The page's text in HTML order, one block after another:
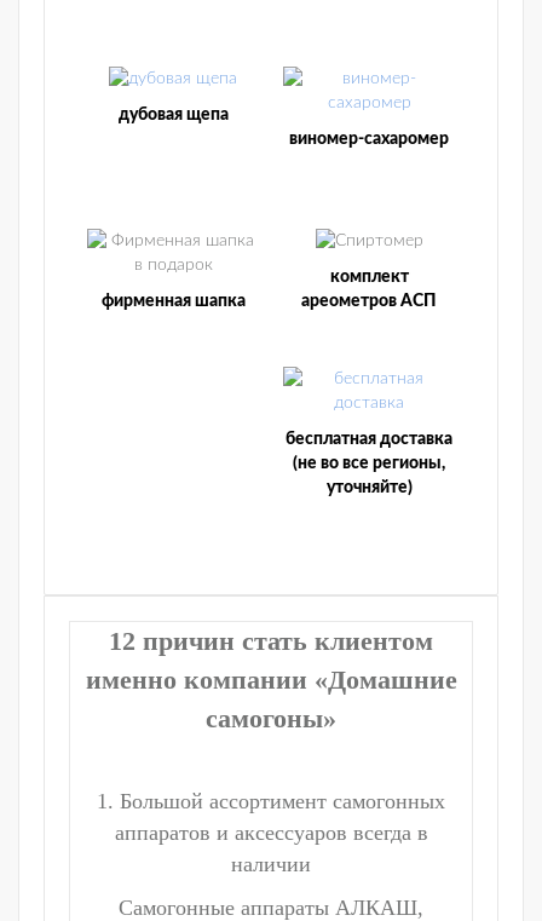
дубовая щепа
виномер-сахаромер
фирменная шапка
комплект
ареометров АСП
бесплатная доставка
(не во все регионы,
уточняйте)
12 причин стать клиентом
именно компании «Домашние
самогоны»
1. Большой ассортимент самогонных
аппаратов и аксессуаров всегда в
наличии
Самогонные аппараты АЛКАШ,